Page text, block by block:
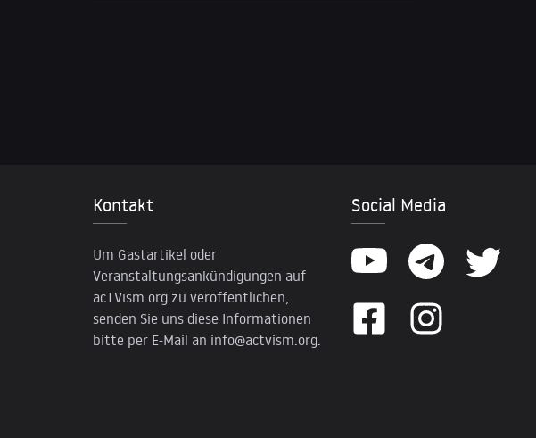
Kontakt
Um Gastartikel oder
Veranstaltungsankündigungen auf
acTVism.org zu veröffentlichen,
senden Sie uns diese Informationen
bitte per E-Mail an info@actvism.org
Social Media